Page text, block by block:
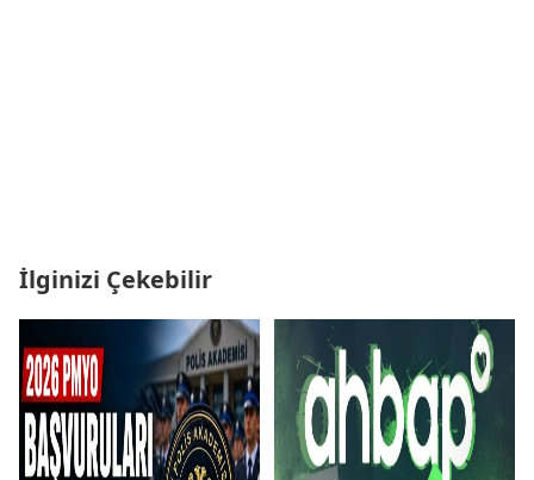
İlginizi Çekebilir